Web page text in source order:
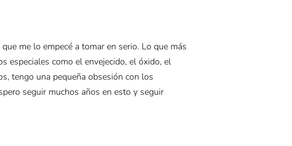
me lo empecé a tomar en serio. Lo que más
especiales como el envejecido, el óxido, el
tengo una pequeña obsesión con los
seguir muchos años en esto y seguir